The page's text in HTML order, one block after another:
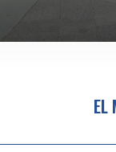
EL